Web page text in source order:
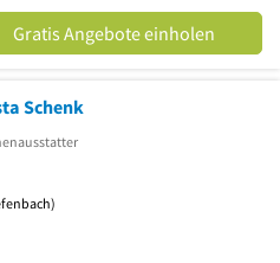
Gratis Angebote einholen
Schenk